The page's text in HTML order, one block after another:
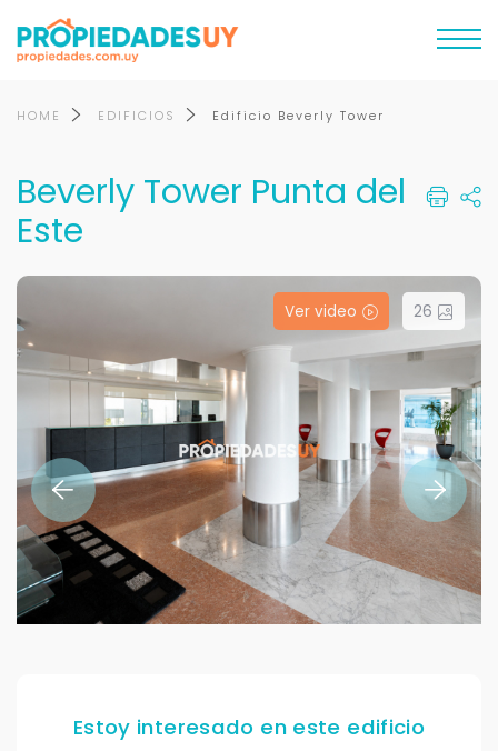
HOME EDIFICIOS Edificio Beverly Tower
Beverly Tower Punta del
Este
Ver video 26
Estoy interesado en este edificio